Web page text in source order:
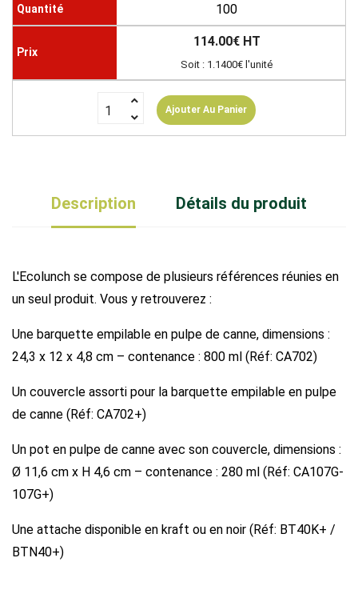
100
114.00€ HT
Soit : 1.1400€ l'unité
Ajouter Au Panier
Description Détails du produit
L'Ecolunch se compose de plusieurs références réunies en
un seul produit. Vous y retrouverez :
Une barquette empilable en pulpe de canne, dimensions :
24,3 x 12 x 4,8 cm – contenance : 800 ml (Réf: CA702)
Un couvercle assorti pour la barquette empilable en pulpe
de canne (Réf: CA702+)
Un pot en pulpe de canne avec son couvercle, dimensions :
Ø 11,6 cm x H 4,6 cm – contenance : 280 ml (Réf: CA107G-
107G+)
Une attache disponible en kraft ou en noir (Réf: BT40K+ /
BTN40+)